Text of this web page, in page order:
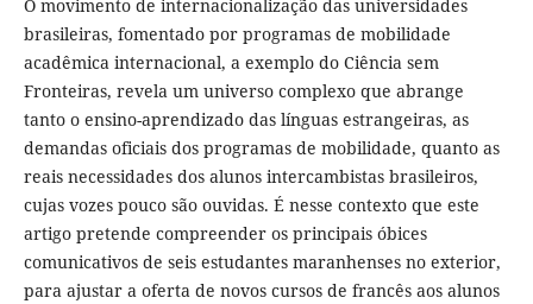
O movimento de internacionalização das universidades
brasileiras, fomentado por programas de mobilidade
acadêmica internacional, a exemplo do Ciência sem
Fronteiras, revela um universo complexo que abrange
tanto o ensino-aprendizado das línguas estrangeiras, as
demandas oficiais dos programas de mobilidade, quanto as
reais necessidades dos alunos intercambistas brasileiros,
cujas vozes pouco são ouvidas. É nesse contexto que este
artigo pretende compreender os principais óbices
comunicativos de seis estudantes maranhenses no exterior,
para ajustar a oferta de novos cursos de francês aos alunos